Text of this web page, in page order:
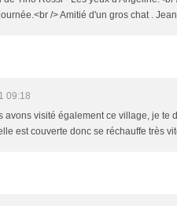
/> Amitié d'un gros chat . Jean
09:18
avons visité également ce village, je te
est couverte donc se réchauffe très